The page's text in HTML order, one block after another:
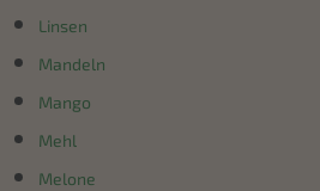
Linsen
Mandeln
Mango
Mehl
Melone